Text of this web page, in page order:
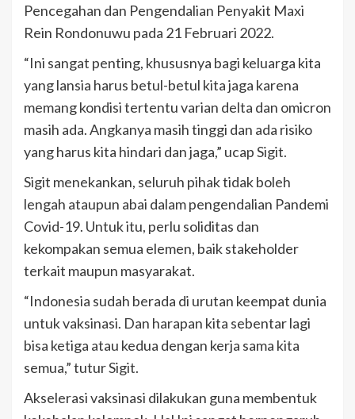
Pencegahan dan Pengendalian Penyakit Maxi
Rein Rondonuwu pada 21 Februari 2022.
“Ini sangat penting, khususnya bagi keluarga kita
yang lansia harus betul-betul kita jaga karena
memang kondisi tertentu varian delta dan omicron
masih ada. Angkanya masih tinggi dan ada risiko
yang harus kita hindari dan jaga,” ucap Sigit.
Sigit menekankan, seluruh pihak tidak boleh
lengah ataupun abai dalam pengendalian Pandemi
Covid-19. Untuk itu, perlu soliditas dan
kekompakan semua elemen, baik stakeholder
terkait maupun masyarakat.
“Indonesia sudah berada di urutan keempat dunia
untuk vaksinasi. Dan harapan kita sebentar lagi
bisa ketiga atau kedua dengan kerja sama kita
semua,” tutur Sigit.
Akselerasi vaksinasi dilakukan guna membentuk